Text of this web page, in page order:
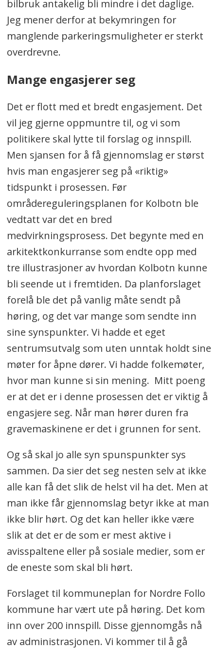
bilbruk antakelig bli mindre i det daglige.
Jeg mener derfor at bekymringen for
manglende parkeringsmuligheter er sterkt
overdrevne.
Mange engasjerer seg
Det er flott med et bredt engasjement. Det
vil jeg gjerne oppmuntre til, og vi som
politikere skal lytte til forslag og innspill.
Men sjansen for å få gjennomslag er størst
hvis man engasjerer seg på «riktig»
tidspunkt i prosessen. Før
områdereguleringsplanen for Kolbotn ble
vedtatt var det en bred
medvirkningsprosess. Det begynte med en
arkitektkonkurranse som endte opp med
tre illustrasjoner av hvordan Kolbotn kunne
bli seende ut i fremtiden. Da planforslaget
forelå ble det på vanlig måte sendt på
høring, og det var mange som sendte inn
sine synspunkter. Vi hadde et eget
sentrumsutvalg som uten unntak holdt sine
møter for åpne dører. Vi hadde folkemøter,
hvor man kunne si sin mening. Mitt poeng
er at det er i denne prosessen det er viktig å
engasjere seg. Når man hører duren fra
gravemaskinene er det i grunnen for sent.
Og så skal jo alle syn spunspunkter sys
sammen. Da sier det seg nesten selv at ikke
alle kan få det slik de helst vil ha det. Men at
man ikke får gjennomslag betyr ikke at man
ikke blir hørt. Og det kan heller ikke være
slik at det er de som er mest aktive i
avisspaltene eller på sosiale medier, som er
de eneste som skal bli hørt.
Forslaget til kommuneplan for Nordre Follo
kommune har vært ute på høring. Det kom
inn over 200 innspill. Disse gjennomgås nå
av administrasjonen. Vi kommer til å gå